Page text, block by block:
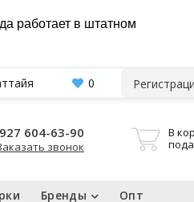
работает в штатном
0
604-63-90
звонок
В
Бренды Опт